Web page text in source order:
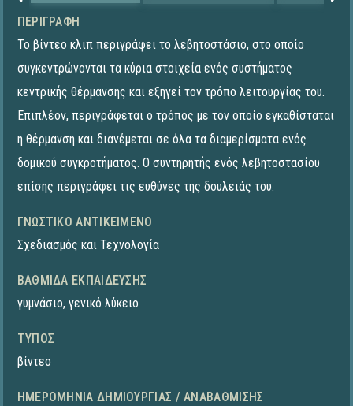
ΠΕΡΙΓΡΑΦΉ
Το βίντεο κλιπ περιγράφει το λεβητοστάσιο, στο οποίο
συγκεντρώνονται τα κύρια στοιχεία ενός συστήματος
κεντρικής θέρμανσης και εξηγεί τον τρόπο λειτουργίας του.
Επιπλέον, περιγράφεται ο τρόπος με τον οποίο εγκαθίσταται
η θέρμανση και διανέμεται σε όλα τα διαμερίσματα ενός
δομικού συγκροτήματος. Ο συντηρητής ενός λεβητοστασίου
επίσης περιγράφει τις ευθύνες της δουλειάς του.
ΓΝΩΣΤΙΚΌ ΑΝΤΙΚΕΊΜΕΝΟ
Σχεδιασμός και Τεχνολογία
ΒΑΘΜΊΔΑ ΕΚΠΑΊΔΕΥΣΗΣ
γυμνάσιο, γενικό λύκειο
ΤΎΠΟΣ
βίντεο
ΗΜΕΡΟΜΗΝΊΑ ΔΗΜΙΟΥΡΓΊΑΣ / ΑΝΑΒΆΘΜΙΣΗΣ